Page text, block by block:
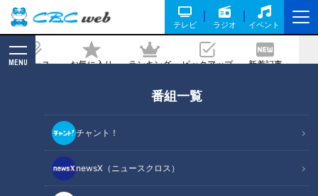
テレビ ラジオ イベント
ニュース お気に入り ランキング ピックアップ 新着記事
MENU
番組一覧
チャント！
newsX（ニュースクロス）
2025/02/21 16:31